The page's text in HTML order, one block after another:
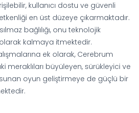
kullanıcı dostu ve güvenli
en üst düzeye çıkarmaktadır.
bağlılığı, onu teknolojik
kalmaya itmektedir.
ek olarak, Cerebrum
meraklıları büyüleyen, sürükleyici ve
oyun geliştirmeye de güçlü bir